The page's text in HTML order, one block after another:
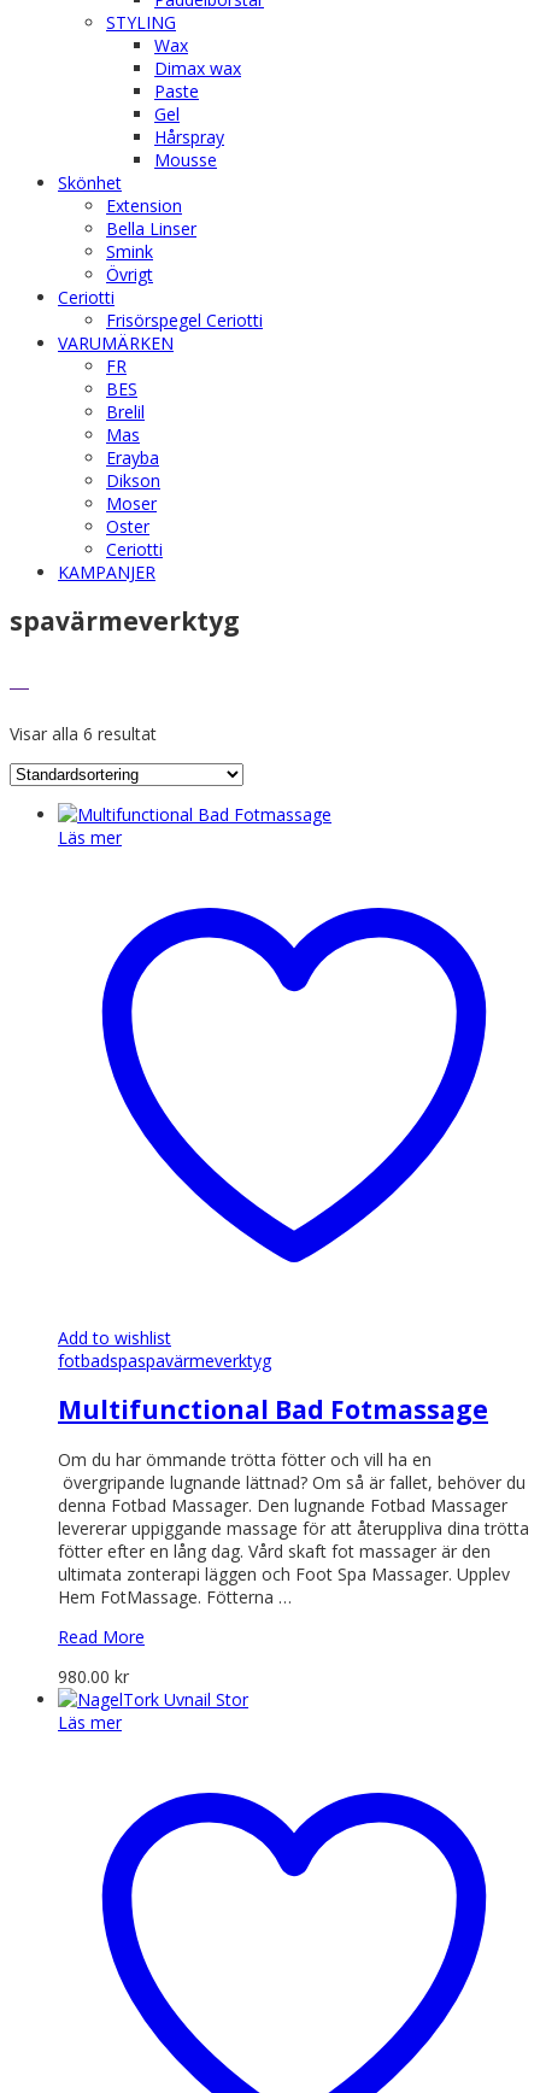
STYLING
Wax
Dimax wax
Paste
Gel
Hårspray
Mousse
Skönhet
Extension
Bella Linser
Smink
Övrigt
Ceriotti
Frisörspegel Ceriotti
VARUMÄRKEN
FR
BES
Brelil
Mas
Erayba
Dikson
Moser
Oster
Ceriotti
KAMPANJER
spavärmeverktyg
Visar alla 6 resultat
Läs mer
Add to wishlist
fotbadspaspavärmeverktyg
Multifunctional Bad Fotmassage
Om du har ömmande trötta fötter och vill ha en
övergripande lugnande lättnad? Om så är fallet, behöver du
denna Fotbad Massager. Den lugnande Fotbad Massager
levererar uppiggande massage för att återuppliva dina trötta
fötter efter en lång dag. Vård skaft fot massager är den
ultimata zonterapi läggen och Foot Spa Massager. Upplev
Hem FotMassage. Fötterna …
Read More
980.00 kr
Läs mer